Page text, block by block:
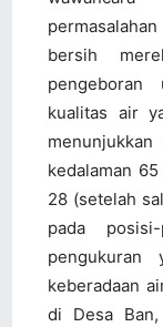
bersih
pengeboran
kualitas air
kedalaman
28 (setelah
pada
pengukuran
keberadaan
di Desa